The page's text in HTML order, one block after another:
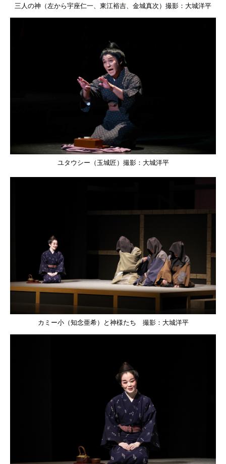
三人の神（左から宇座仁一、東江裕吉、金城真次）撮影：大城洋平
ユタウシー（玉城匠）撮影：大城洋平
カミー小（知念亜希）と神様たち 撮影：大城洋平